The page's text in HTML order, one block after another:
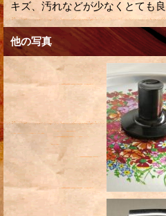
キズ、汚れなどが少なくとても
他の写真